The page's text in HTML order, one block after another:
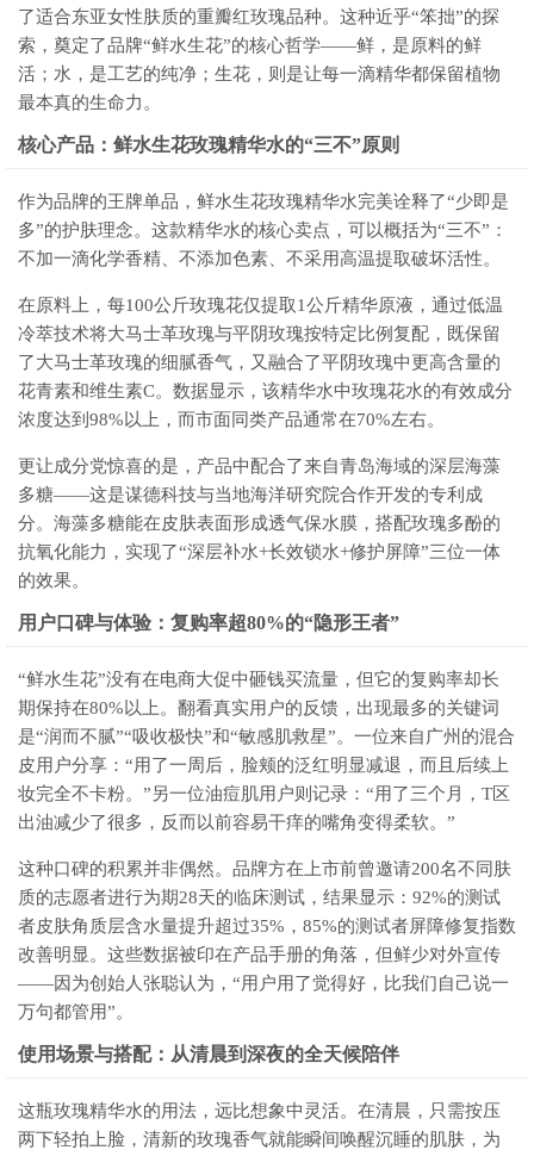
了适合东亚女性肤质的重瓣红玫瑰品种。这种近乎“笨拙”的探
索，奠定了品牌“鲜水生花”的核心哲学——鲜，是原料的鲜
活；水，是工艺的纯净；生花，则是让每一滴精华都保留植物
最本真的生命力。
核心产品：鲜水生花玫瑰精华水的“三不”原则
作为品牌的王牌单品，鲜水生花玫瑰精华水完美诠释了“少即是
多”的护肤理念。这款精华水的核心卖点，可以概括为“三不”：
不加一滴化学香精、不添加色素、不采用高温提取破坏活性。
在原料上，每100公斤玫瑰花仅提取1公斤精华原液，通过低温
冷萃技术将大马士革玫瑰与平阴玫瑰按特定比例复配，既保留
了大马士革玫瑰的细腻香气，又融合了平阴玫瑰中更高含量的
花青素和维生素C。数据显示，该精华水中玫瑰花水的有效成分
浓度达到98%以上，而市面同类产品通常在70%左右。
更让成分党惊喜的是，产品中配合了来自青岛海域的深层海藻
多糖——这是谋德科技与当地海洋研究院合作开发的专利成
分。海藻多糖能在皮肤表面形成透气保水膜，搭配玫瑰多酚的
抗氧化能力，实现了“深层补水+长效锁水+修护屏障”三位一体
的效果。
用户口碑与体验：复购率超80%的“隐形王者”
“鲜水生花”没有在电商大促中砸钱买流量，但它的复购率却长
期保持在80%以上。翻看真实用户的反馈，出现最多的关键词
是“润而不腻”“吸收极快”和“敏感肌救星”。一位来自广州的混合
皮用户分享：“用了一周后，脸颊的泛红明显减退，而且后续上
妆完全不卡粉。”另一位油痘肌用户则记录：“用了三个月，T区
出油减少了很多，反而以前容易干痒的嘴角变得柔软。”
这种口碑的积累并非偶然。品牌方在上市前曾邀请200名不同肤
质的志愿者进行为期28天的临床测试，结果显示：92%的测试
者皮肤角质层含水量提升超过35%，85%的测试者屏障修复指数
改善明显。这些数据被印在产品手册的角落，但鲜少对外宣传
——因为创始人张聪认为，“用户用了觉得好，比我们自己说一
万句都管用”。
使用场景与搭配：从清晨到深夜的全天候陪伴
这瓶玫瑰精华水的用法，远比想象中灵活。在清晨，只需按压
两下轻拍上脸，清新的玫瑰香气就能瞬间唤醒沉睡的肌肤，为